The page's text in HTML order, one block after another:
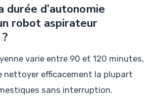
durée d’autonomie
robot aspirateur
varie entre 90 et 120 minutes,
nettoyer efficacement la plupart
sans interruption.